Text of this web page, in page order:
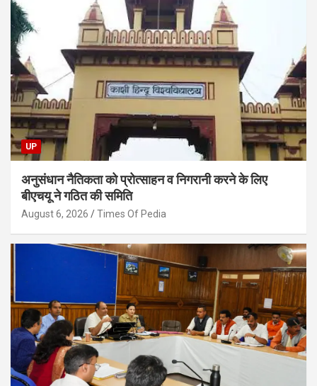
UP
अनुसंधान नैतिकता को प्रोत्साहन व निगरानी करने के लिए
बीएचयू ने गठित की समिति
August 6, 2026 Times Of Pedia